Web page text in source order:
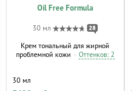
Oil Free Formula
30 мл 28
Крем тональный для жирной
проблемной кожи
Оттенков: 2
30 мл